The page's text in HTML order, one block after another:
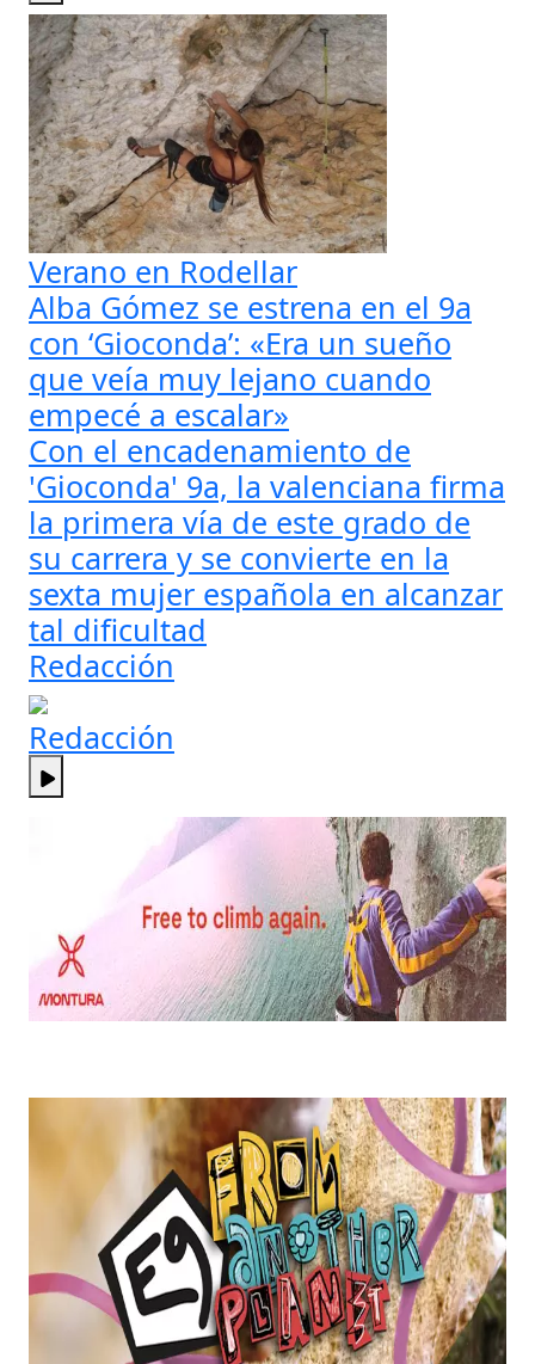
Verano en Rodellar
Alba Gómez se estrena en el 9a
con ‘Gioconda’: «Era un sueño
que veía muy lejano cuando
empecé a escalar»
Con el encadenamiento de
'Gioconda' 9a, la valenciana firma
la primera vía de este grado de
su carrera y se convierte en la
sexta mujer española en alcanzar
tal dificultad
Redacción
Redacción